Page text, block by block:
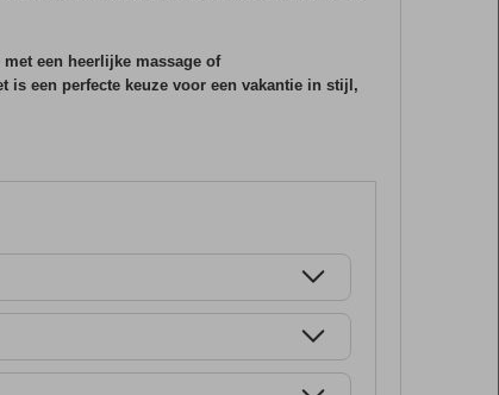
een heerlijke massage of
een perfecte keuze voor een vakantie in stijl,